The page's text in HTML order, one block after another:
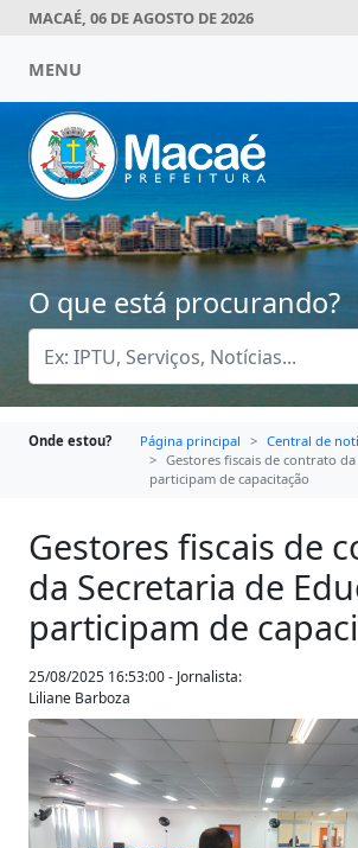
MACAÉ, 06 DE AGOSTO DE 2026
MENU
O que está procurando?
Onde estou? Página principal
Central de
Gestores fiscais de contrato
participam de capacitação
Gestores fiscais de
da Secretaria de
participam de
25/08/2025 16:53:00 - Jornalista:
Liliane Barboza